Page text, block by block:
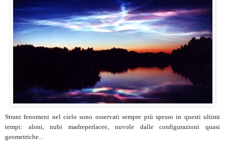
Strani fenomeni nel cielo sono osservati sempre più spesso in questi ultimi
tempi: aloni, nubi madreperlacee, nuvole dalle configurazioni quasi
geometriche...